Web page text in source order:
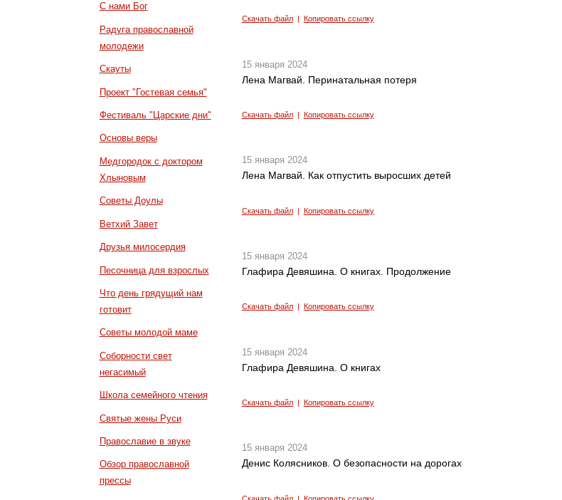
С нами Бог
Радуга православной
молодежи
Скауты
Проект "Гостевая семья"
Фестиваль "Царские дни"
Основы веры
Медгородок с доктором
Хлыновым
Советы Доулы
Ветхий Завет
Друзья милосердия
Песочница для взрослых
Что день грядущий нам
готовит
Советы молодой маме
Соборности свет
негасимый
Школа семейного чтения
Святые жены Руси
Православие в звуке
Обзор православной
прессы
Скачать файл| Копировать ссылку
15 января 2024
Лена Магвай. Перинатальная потеря
Скачать файл| Копировать ссылку
15 января 2024
Лена Магвай. Как отпустить выросших детей
Скачать файл| Копировать ссылку
15 января 2024
Глафира Девяшина. О книгах. Продолжение
Скачать файл| Копировать ссылку
15 января 2024
Глафира Девяшина. О книгах
Скачать файл| Копировать ссылку
15 января 2024
Денис Колясников. О безопасности на дорогах
Скачать файл| Копировать ссылку